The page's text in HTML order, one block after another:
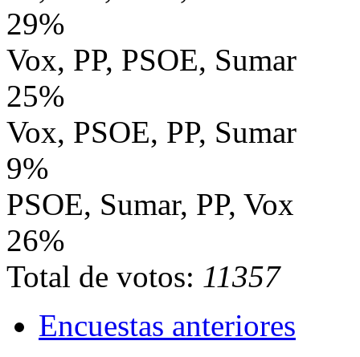
29%
Vox, PP, PSOE, Sumar
25%
Vox, PSOE, PP, Sumar
9%
PSOE, Sumar, PP, Vox
26%
Total de votos: 11357
Encuestas anteriores